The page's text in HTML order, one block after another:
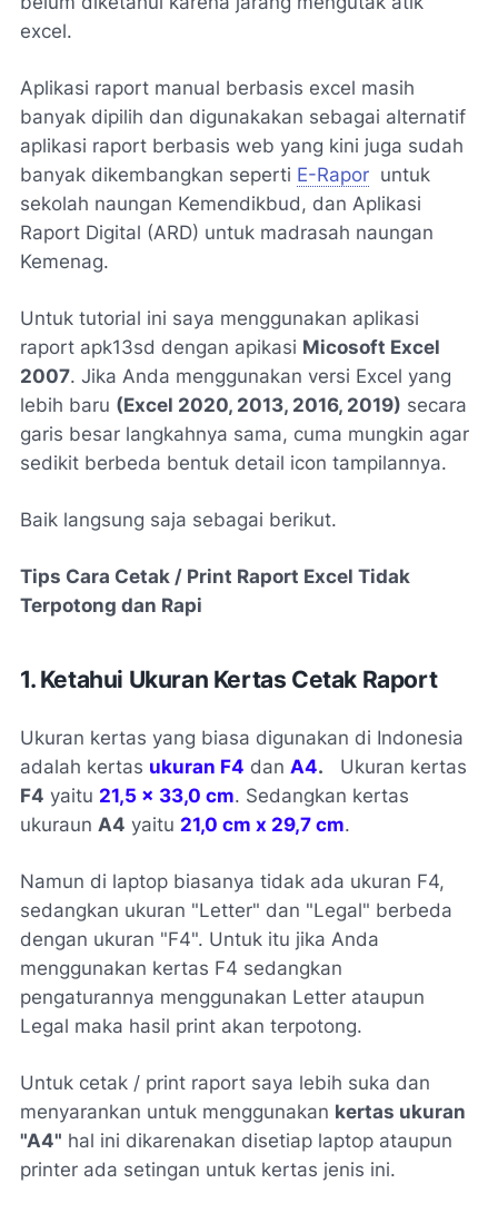
excel.
Aplikasi raport manual berbasis excel masih
banyak dipilih dan digunakakan sebagai alternatif
aplikasi raport berbasis web yang kini juga sudah
banyak dikembangkan seperti E-Rapor untuk
sekolah naungan Kemendikbud, dan Aplikasi
Raport Digital (ARD) untuk madrasah naungan
Kemenag.
Untuk tutorial ini saya menggunakan aplikasi
raport apk13sd dengan apikasi Micosoft Excel
2007. Jika Anda menggunakan versi Excel yang
lebih baru (Excel 2020, 2013, 2016, 2019) secara
garis besar langkahnya sama, cuma mungkin agar
sedikit berbeda bentuk detail icon tampilannya.
Baik langsung saja sebagai berikut.
Tips Cara Cetak / Print Raport Excel Tidak
Terpotong dan Rapi
1. Ketahui Ukuran Kertas Cetak Raport
Ukuran kertas yang biasa digunakan di Indonesia
adalah kertas ukuran F4 dan A4. Ukuran kertas
F4 yaitu 21,5 x 33,0 cm. Sedangkan kertas
ukuraun A4 yaitu 21,0 cm x 29,7 cm.
Namun di laptop biasanya tidak ada ukuran F4,
sedangkan ukuran "Letter" dan "Legal" berbeda
dengan ukuran "F4". Untuk itu jika Anda
menggunakan kertas F4 sedangkan
pengaturannya menggunakan Letter ataupun
Legal maka hasil print akan terpotong.
Untuk cetak / print raport saya lebih suka dan
menyarankan untuk menggunakan kertas ukuran
"A4" hal ini dikarenakan disetiap laptop ataupun
printer ada setingan untuk kertas jenis ini.